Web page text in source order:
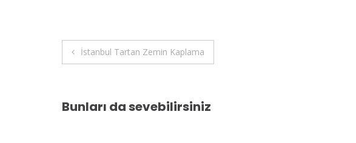
Yazı
İstanbul Tartan Zemin Kaplama
Bunları da sevebilirsiniz